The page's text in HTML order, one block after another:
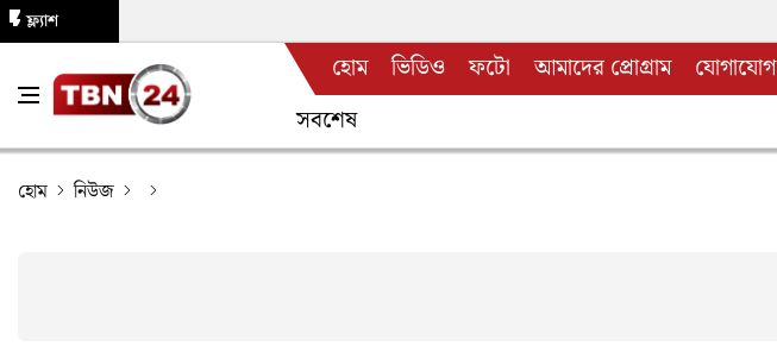
ফ্ল্যাশ
হোম ভিডিও ফটো আমাদের প্রোগ্রাম যোগাযোগ
সবশেষ
হোম নিউজ